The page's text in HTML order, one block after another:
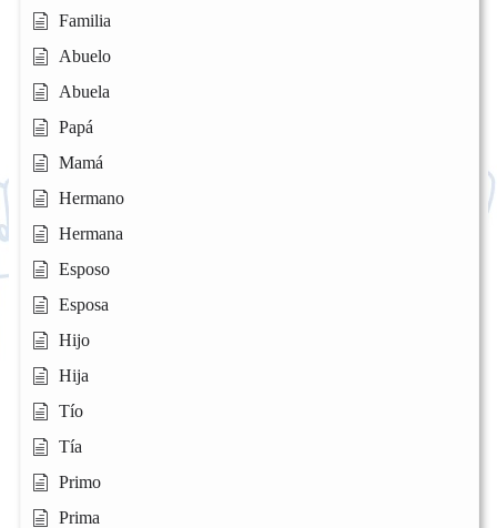
Familia
Abuelo
Abuela
Papá
Mamá
Hermano
Hermana
Esposo
Esposa
Hijo
Hija
Tío
Tía
Primo
Prima